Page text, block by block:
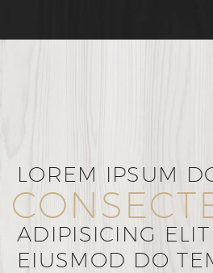
LOREM IPSUM
ADIPISICING ELIT
EIUSMOD DO